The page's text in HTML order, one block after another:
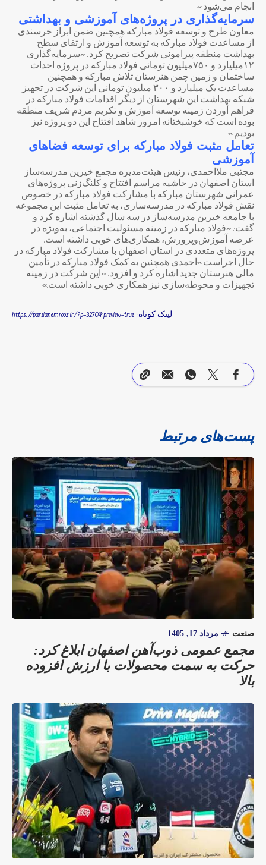
انجام می‌شود.»
سرمایه‌گذاری در پروژه‌های آموزشی و بهداشتی
معاون طرح و توسعه فولاد مبارکه همچنین ضمن ابراز خرسندی
از مساعدت فولاد مبارکه به توسعه آموزش و ارتقای سطح
بهداشت منطقه پیرامونی شرکت تصریح کرد: «سرمایه‌گذاری
۱۲میلیارد و ۷۵۰میلیون تومانی فولاد مبارکه در پروژه احداث
ساختمان و زمین چمن هنرستان تلاش مبارکه و همچنین
مساعدت یک میلیارد و ۳۰۰ میلیون تومانی این شرکت در تجهیز
شبکه بهداشت این شهرستان از دیگر اقدامات فولاد مبارکه در
فراهم آوردن زمینه توسعه آموزش و تکریم مردم شریف منطقه
بوده است که خوشبختانه امروز شاهد افتتاح این دو پروژه نیز
بودیم.»
تعامل مثبت فولاد مبارکه برای توسعه فضاهای
آموزشی
مجتبی ملااحمدی، رئیس هیئت‌مدیره مجمع خیرین مدرسه‌ساز
استان اصفهان در حاشیه مراسم افتتاح و کلنگ‌زنی پروژه‌های
عمرانی شهرستان مبارکه با مشارکت فولاد مبارکه در خصوص
نقش فولاد مبارکه در مدرسه‌سازی، به تعامل مثبت این مجموعه
با جامعه خیرین مدرسه‌ساز در سه سال گذشته اشاره کرد و
گفت: «فولاد مبارکه در زمینه مسئولیت اجتماعی، به‌ویژه در
عرصه آموزش‌وپرورش، همکاری‌های خوبی داشته است.
پروژه‌های متعددی در استان اصفهان با مشارکت فولاد مبارکه در
حال اجراست.»احمدی همچنین به کمک فولاد مبارکه در تأمین
مالی هنرستان جدید اشاره کرد و افزود: «این شرکت در زمینه
تجهیزات و محوطه‌سازی نیز همکاری خوبی داشته است.»
لینک کوتاه: https://parsianemrooz.ir/?p=3270&preview=true
پست‌های مرتبط
صنعت مرداد 17, 1405
مجمع عمومی ذوب‌آهن اصفهان ابلاغ کرد:
حرکت به سمت محصولات با ارزش افزوده
بالا